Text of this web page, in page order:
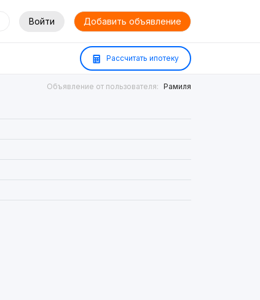
Войти Добавить объявление
Рассчитать ипотеку
Объявление от пользователя: Рамиля